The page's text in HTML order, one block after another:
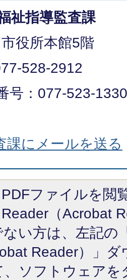
祉指導監査課
役所本館5階
528-2912
号：077-523-1330
課にメールを送る
PDFファイルを閲
Reader（Acrobat
い方は、左記の
Reader）」
、ソフトウェア